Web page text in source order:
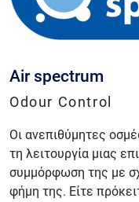
Air spectrum
Odour Control
Οι ανεπιθύμητες
τη λειτουργία μιας
συμμόρφωση της με
φήμη της. Είτε